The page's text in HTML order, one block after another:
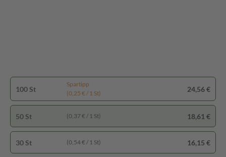
100 St
Spartipp
(0,25 € / 1 St)
24,56 €
50 St (0,37 € / 1 St) 18,61 €
30 St (0,54 € / 1 St) 16,15 €